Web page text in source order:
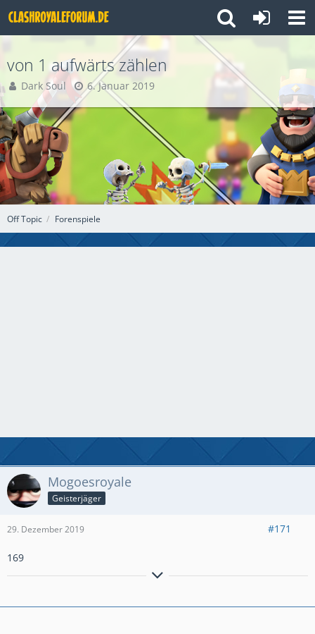
Off Topic Forenspiele
von 1 aufwärts zählen
Dark Soul 6. Januar 2019
Mogoesroyale
Geisterjäger
29. Dezember 2019 #171
169
Aktiver Clasher aus Hamburg.
PB: Ultimate Champion 1650